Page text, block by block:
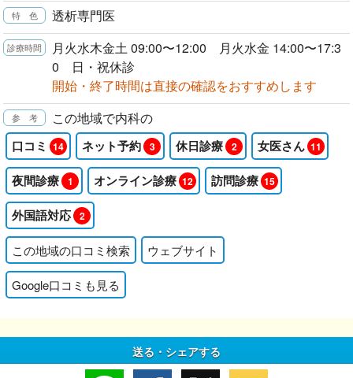
透析専門医
月火水木金土 09:00〜12:00 月火水金 14:00〜17:3
0 日・祝休診
開始・終了時間は直接の確認をおすすめします
この地域で内科の
口コミ 14 ネット予約 3 休日診療 2 女医さん 11
夜間診療 1 オンライン診療 12 訪問診療 15
外国語対応 2
この地域の口コミ検索 ウェブサイト
Google口コミも見る
送る・シェアする